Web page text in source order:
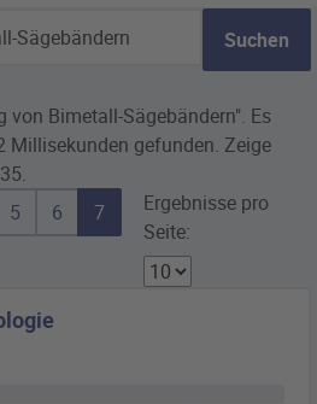
Suchen
von Bimetall-Sägebändern". Es
Millisekunden gefunden. Zeige
5 6 7
Ergebnisse pro
Seite: